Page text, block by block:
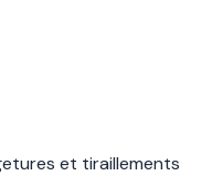
et tiraillements